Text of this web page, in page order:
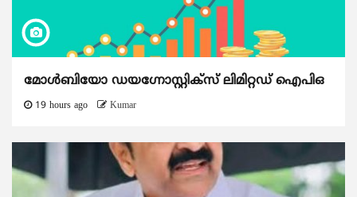
മോൾബിയോ ഡയഗ്നോസ്റ്റിക്സ് ലിമിറ്റഡ് ഐപിഒ
19 hours ago Kumar